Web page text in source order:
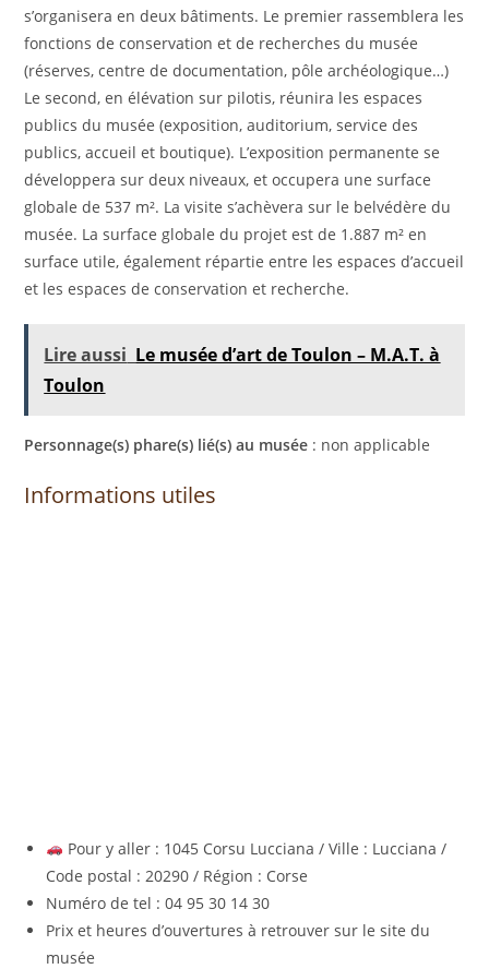
s’organisera en deux bâtiments. Le premier rassemblera les
fonctions de conservation et de recherches du musée
(réserves, centre de documentation, pôle archéologique…)
Le second, en élévation sur pilotis, réunira les espaces
publics du musée (exposition, auditorium, service des
publics, accueil et boutique). L’exposition permanente se
développera sur deux niveaux, et occupera une surface
globale de 537 m². La visite s’achèvera sur le belvédère du
musée. La surface globale du projet est de 1.887 m² en
surface utile, également répartie entre les espaces d’accueil
et les espaces de conservation et recherche.
Lire aussi Le musée d’art de Toulon – M.A.T. à
Toulon
Personnage(s) phare(s) lié(s) au musée : non applicable
Informations utiles
Pour y aller : 1045 Corsu Lucciana / Ville : Lucciana /
Code postal : 20290 / Région : Corse
Numéro de tel : 04 95 30 14 30
Prix et heures d’ouvertures à retrouver sur le site du
musée